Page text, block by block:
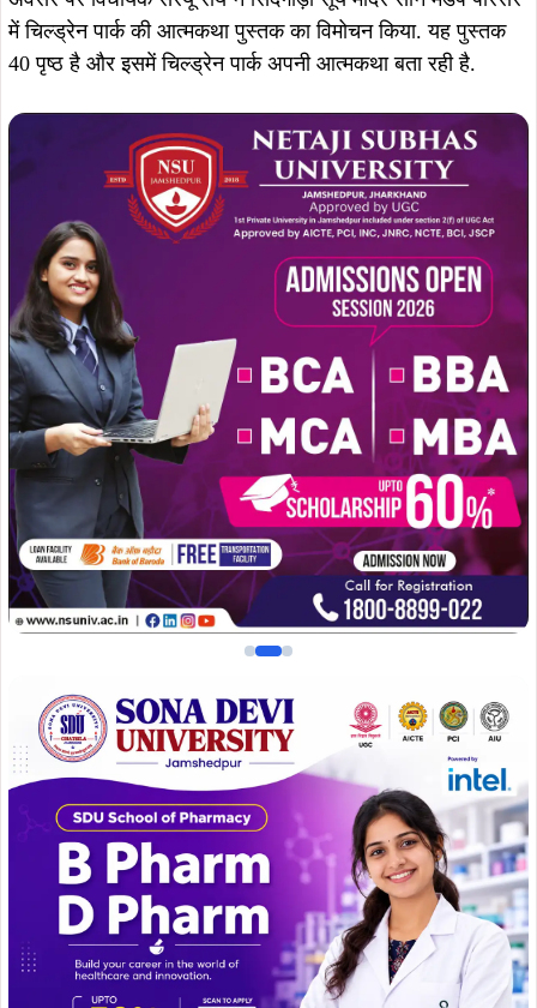
श्री सरयू राय ने बताया की कोरोना की आपदा के बाद भ्रष्टाचारियों के
एक समुह ने चिल्ड्रेन पार्क के उपस्करों को उठाकर, खेलकूद के
उपकरणों को तोड़कर दुसरे स्थान पर ले जाने का प्रयास किया.
जिसका विरोध स्थानीय लोगो ने किया. किंतु चिल्ड्रेन पार्क को
स्थानांतरित करने के दौरान इस स्वार्थी समुह ने चिल्ड्रेन पार्क के अंदर